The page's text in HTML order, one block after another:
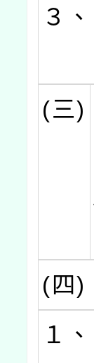
３、
(三)
(四)
１、